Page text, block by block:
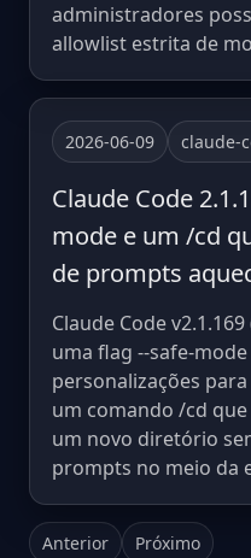
administradores
allowlist estrita de
2026-06-09 claude-
Claude Code
mode e um /cd
de prompts
Claude Code
uma flag --safe-
personalizações
um comando /cd
um novo diretório
prompts no meio da
Anterior Próximo